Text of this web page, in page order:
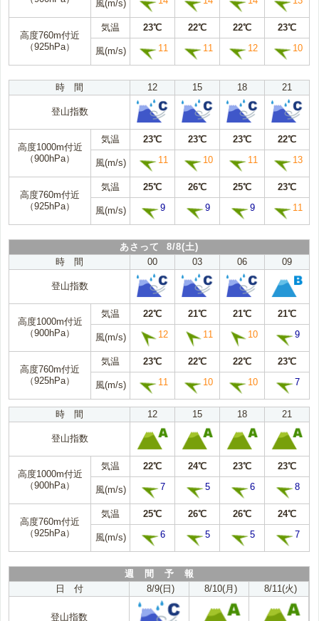
風(m/s)
高度760m付近
（925hPa）
気温 23℃ 22℃ 22℃ 23℃
風(m/s) 11 11 12 10
時 間 12 15 18 21
登山指数
高度1000m付近
（900hPa）
気温 23℃ 23℃ 23℃ 22℃
風(m/s) 11 10 11 13
高度760m付近
（925hPa）
気温 25℃ 26℃ 25℃ 23℃
風(m/s) 9 9 9 11
あさって 8/8(土)
時 間
00 03 06 09
登山指数
高度1000m付近
（900hPa）
気温 22℃ 21℃ 21℃ 21℃
風(m/s) 12 11 10 9
高度760m付近
（925hPa）
気温 23℃ 22℃ 22℃ 23℃
風(m/s) 11 10 10 7
時 間 12 15 18 21
登山指数
高度1000m付近
（900hPa）
気温 22℃ 24℃ 23℃ 23℃
風(m/s) 7 5 6 8
高度760m付近
（925hPa）
気温 25℃ 26℃ 26℃ 24℃
風(m/s) 6 5 5 7
週 間 予 報
日 付
8/9(日) 8/10(月) 8/11(火)
登山指数